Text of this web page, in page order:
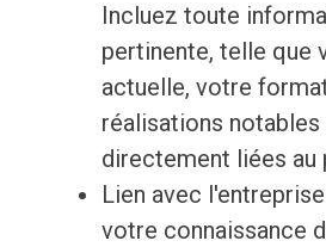
Incluez toute
pertinente, telle que
actuelle, votre
réalisations
directement liées au
Lien avec
votre connaissance